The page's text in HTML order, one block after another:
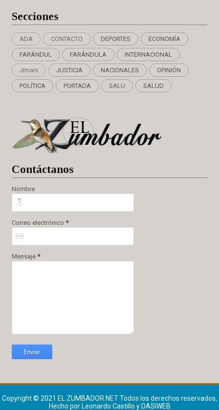
Secciones
ADA CONTACTO DEPORTES ECONOMÍA
FARÁNDUL FARÁNDULA INTERNACIONAL
Jimani JUSTICIA NACIONALES OPINIÓN
POLÍTICA PORTADA SALU SALUD
Contáctanos
Nombre
Correo electrónico *
Mensaje *
Copyright © 2021 EL ZUMBADOR.NETTodos los derechos reservados,
Hecho por Leonardo Castillo y DASIWEB